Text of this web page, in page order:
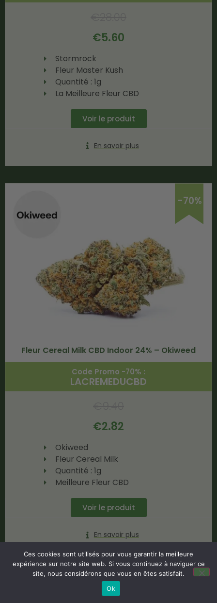
€5.60
Stormrock
Fleur Master Kush
Quantité : 1g
La Meilleure Fleur CBD
Voir le produit
En savoir plus
-70%
Fleur Cereal Milk CBD Indoor 24% – Okiweed
Code Promo -70% :
LACREMEDUCBD
€2.82
Okiweed
Fleur Cereal Milk
Quantité : 1g
Meilleure Fleur CBD
Voir le produit
En savoir plus
Ces cookies sont utilisés pour vous garantir la meilleure
expérience sur notre site web. Si vous continuez à naviguer ce
site, nous considérons que vous en êtes satisfait.
Ok